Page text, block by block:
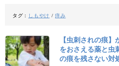
タグ： しもやけ /痒み
【虫刺されの痕】
をおさえる薬と虫
の痕を残さない対